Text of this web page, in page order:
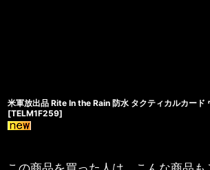
米軍放出品 Rite In the Rain 防水 タクティカルカード
[TELM1F259]